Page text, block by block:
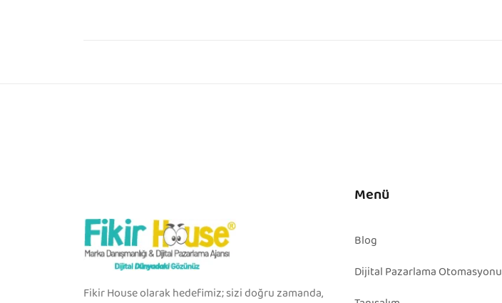
Fikir House olarak hedefimiz; sizi doğru zamanda,
Menü
Blog
Dijital Pazarlama Otomasyonu